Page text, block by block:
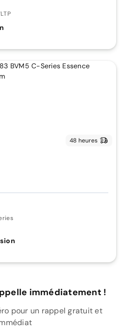
48 heures
immédiatement !
pour un rappel gratuit et